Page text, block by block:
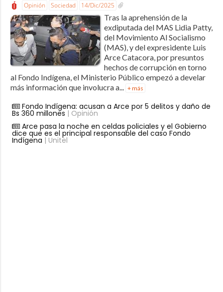
Opinión Sociedad 14/Dic/2025
Tras la aprehensión de la
exdiputada del MAS Lidia Patty,
del Movimiento Al Socialismo
(MAS), y del expresidente Luis
Arce Catacora, por presuntos
hechos de corrupción en torno
al Fondo Indígena, el Ministerio Público empezó a develar
más información que involucra a... + más
Fondo Indígena: acusan a Arce por 5 delitos y daño de
Bs 360 millones | Opinión
Arce pasa la noche en celdas policiales y el Gobierno
dice que es el principal responsable del caso Fondo
Indígena | Unitel